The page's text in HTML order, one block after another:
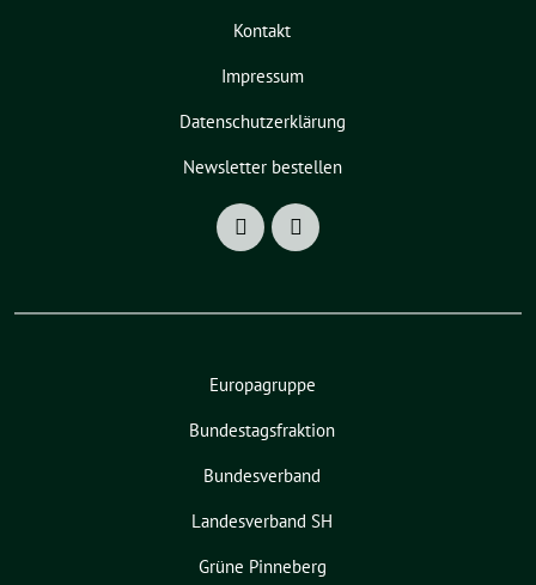
Kontakt
Impressum
Datenschutzerklärung
Newsletter bestellen
Europagruppe
Bundestagsfraktion
Bundesverband
Landesverband SH
Grüne Pinneberg